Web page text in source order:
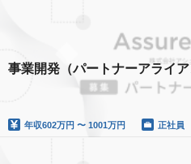
事業開発（パートナーアライア
年収602万円 〜 1001万円 正社員